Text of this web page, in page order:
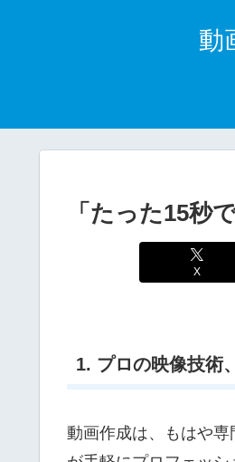
動
「たった15秒
X
1. プロの映像技術
動画作成は、もはや